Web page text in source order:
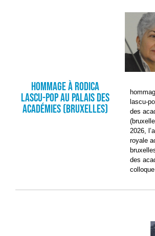
HOMMAGE À RODICA
LASCU-POP au Palais des
Académies (Bruxelles)
lascu-
des
2026,
royale
des
colloque